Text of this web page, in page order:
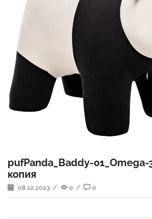
pufPanda_Baddy-01_Omega-
копия
08.12.2023 / 0 / 0